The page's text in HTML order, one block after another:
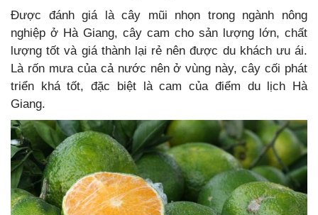
Được đánh giá là cây mũi nhọn trong ngành nông
nghiệp ở Hà Giang, cây cam cho sản lượng lớn, chất
lượng tốt và giá thành lại rẻ nên được du khách ưu ái.
Là rốn mưa của cả nước nên ở vùng này, cây cối phát
triển khá tốt, đặc biệt là cam của điểm du lịch Hà
Giang.